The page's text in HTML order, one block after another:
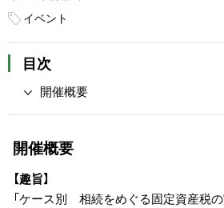
イベント
目次
開催概要
開催概要
【趣旨】
「ケース別 相続をめぐる固定資産税